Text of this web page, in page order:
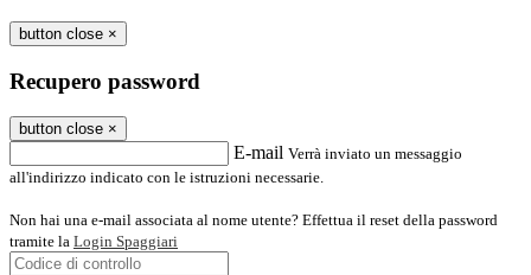
button close ×
Recupero password
button close ×
E-mail Verrà inviato un messaggio
all'indirizzo indicato con le istruzioni necessarie.
Non hai una e-mail associata al nome utente? Effettua il reset della password
tramite la Login Spaggiari